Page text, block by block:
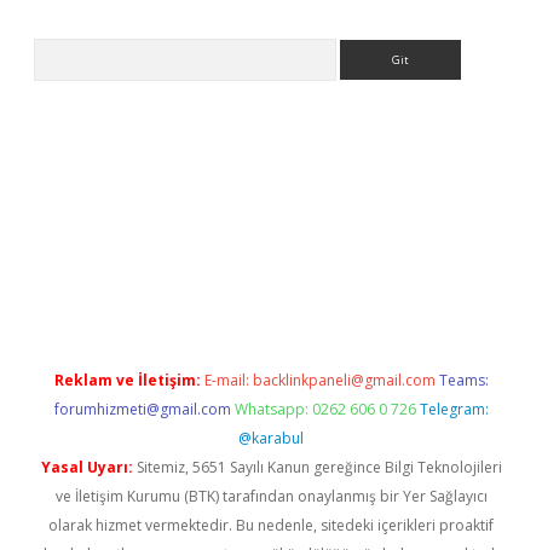
Reklam ve İletişim: E-mail: backlinkpaneli@gmail.com Teams:
forumhizmeti@gmail.com Whatsapp: 0262 606 0 726 Telegram:
@karabul
Yasal Uyarı: Sitemiz, 5651 Sayılı Kanun gereğince Bilgi Teknolojileri
ve İletişim Kurumu (BTK) tarafından onaylanmış bir Yer Sağlayıcı
olarak hizmet vermektedir. Bu nedenle, sitedeki içerikleri proaktif